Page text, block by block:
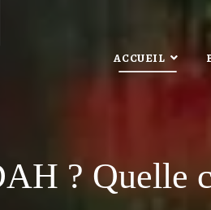
ACCUEIL
? Quelle